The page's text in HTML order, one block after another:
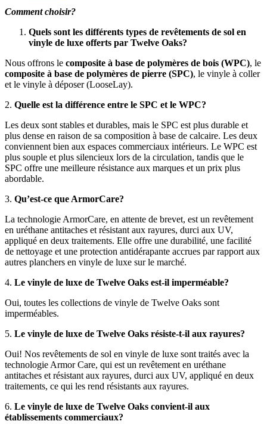
Comment choisir?
Quels sont les différents types de revêtements de sol en
vinyle de luxe offerts par Twelve Oaks?
Nous offrons le composite à base de polymères de bois (WPC), le
composite à base de polymères de pierre (SPC), le vinyle à coller
et le vinyle à déposer (LooseLay).
2. Quelle est la différence entre le SPC et le WPC?
Les deux sont stables et durables, mais le SPC est plus durable et
plus dense en raison de sa composition à base de calcaire. Les deux
conviennent bien aux espaces commerciaux intérieurs. Le WPC est
plus souple et plus silencieux lors de la circulation, tandis que le
SPC offre une meilleure résistance aux marques et un prix plus
abordable.
3. Qu’est-ce que ArmorCare?
La technologie ArmorCare, en attente de brevet, est un revêtement
en uréthane antitaches et résistant aux rayures, durci aux UV,
appliqué en deux traitements. Elle offre une durabilité, une facilité
de nettoyage et une protection antidérapante accrues par rapport aux
autres planchers en vinyle de luxe sur le marché.
4. Le vinyle de luxe de Twelve Oaks est-il imperméable?
Oui, toutes les collections de vinyle de Twelve Oaks sont
imperméables.
5. Le vinyle de luxe de Twelve Oaks résiste-t-il aux rayures?
Oui! Nos revêtements de sol en vinyle de luxe sont traités avec la
technologie Armor Care, qui est un revêtement en uréthane
antitaches et résistant aux rayures, durci aux UV, appliqué en deux
traitements, ce qui les rend résistants aux rayures.
6. Le vinyle de luxe de Twelve Oaks convient-il aux
établissements commerciaux?